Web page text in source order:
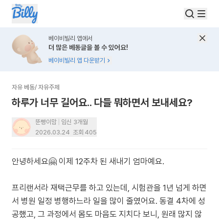
베이비빌리 앱에서
더 많은 베동글을 볼 수 있어요!
베이비빌리 앱 다운받기
자유 베동/ 자유주제
하루가 너무 길어요.. 다들 뭐하면서 보내세요?
뚠빵이맘
임신 3개월
2026.03.24 조회 405
안녕하세요🤗 이제 12주차 된 새내기 엄마예요.
프리랜서라 재택근무를 하고 있는데, 시험관을 1년 넘게 하면
서 병원 일정 병행하느라 일을 많이 줄였어요. 동결 4차에 성
공했고, 그 과정에서 몸도 마음도 지치다 보니, 원래 많지 않